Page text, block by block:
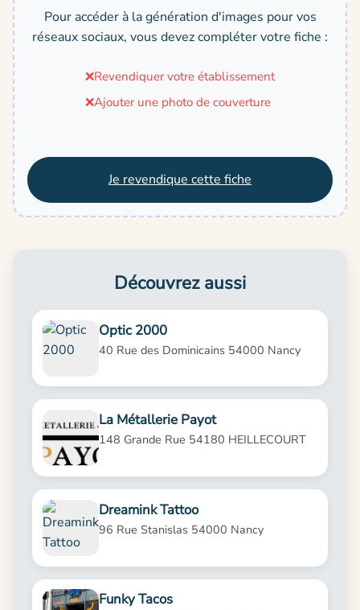
Pour accéder à la génération d'images pour vos
réseaux sociaux, vous devez compléter votre fiche :
❌Revendiquer votre établissement
❌Ajouter une photo de couverture
Je revendique cette fiche
Découvrez aussi
Optic 2000
40 Rue des Dominicains 54000 Nancy
La Métallerie Payot
148 Grande Rue 54180 HEILLECOURT
Dreamink Tattoo
96 Rue Stanislas 54000 Nancy
Funky Tacos